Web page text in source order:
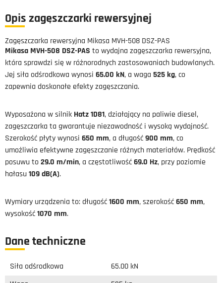
Opis zagęszczarki rewersyjnej
Zagęszczarka rewersyjna Mikasa MVH-508 DSZ-PAS
Mikasa MVH-508 DSZ-PAS to wydajna zagęszczarka rewersyjna,
która sprawdzi się w różnorodnych zastosowaniach budowlanych.
Jej siła odśrodkowa wynosi 65.00 kN, a waga 525 kg, co
zapewnia doskonałe efekty zagęszczania.
Wyposażona w silnik Hatz 1D81, działający na paliwie diesel,
zagęszczarka ta gwarantuje niezawodność i wysoką wydajność.
Szerokość płyty wynosi 650 mm, a długość 900 mm, co
umożliwia efektywne zagęszczanie różnych materiałów. Prędkość
posuwu to 29.0 m/min, a częstotliwość 69.0 Hz, przy poziomie
hałasu 109 dB(A).
Wymiary urządzenia to: długość 1600 mm, szerokość 650 mm,
wysokość 1070 mm.
Dane techniczne
Siła odśrodkowa 65.00 kN